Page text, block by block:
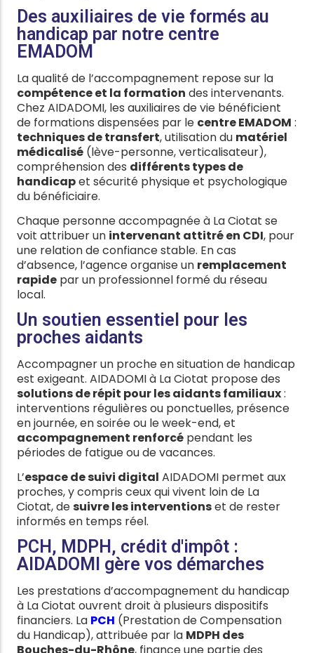
Des auxiliaires de vie formés au
handicap par notre centre
EMADOM
La qualité de l’accompagnement repose sur la
compétence et la formation des intervenants.
Chez AIDADOMI, les auxiliaires de vie bénéficient
de formations dispensées par le centre EMADOM :
techniques de transfert, utilisation du matériel
médicalisé (lève-personne, verticalisateur),
compréhension des différents types de
handicapet sécurité physique et psychologique
du bénéficiaire.
Chaque personne accompagnée à La Ciotat se
voit attribuer un intervenant attitré en CDI, pour
une relation de confiance stable. En cas
d’absence, l’agence organise un remplacement
rapide par un professionnel formé du réseau
local.
Un soutien essentiel pour les
proches aidants
Accompagner un proche en situation de handicap
est exigeant. AIDADOMI à La Ciotat propose des
solutions de répit pour les aidants familiaux:
interventions régulières ou ponctuelles, présence
en journée, en soirée ou le week-end, et
accompagnement renforcé pendant les
périodes de fatigue ou de vacances.
L’espace de suivi digital AIDADOMI permet aux
proches, y compris ceux qui vivent loin de La
Ciotat, desuivre les interventionset de rester
informés en temps réel.
PCH, MDPH, crédit d'impôt :
AIDADOMI gère vos démarches
Les prestations d’accompagnement du handicap
à La Ciotat ouvrent droit à plusieurs dispositifs
financiers. La PCH (Prestation de Compensation
du Handicap), attribuée par la MDPH des